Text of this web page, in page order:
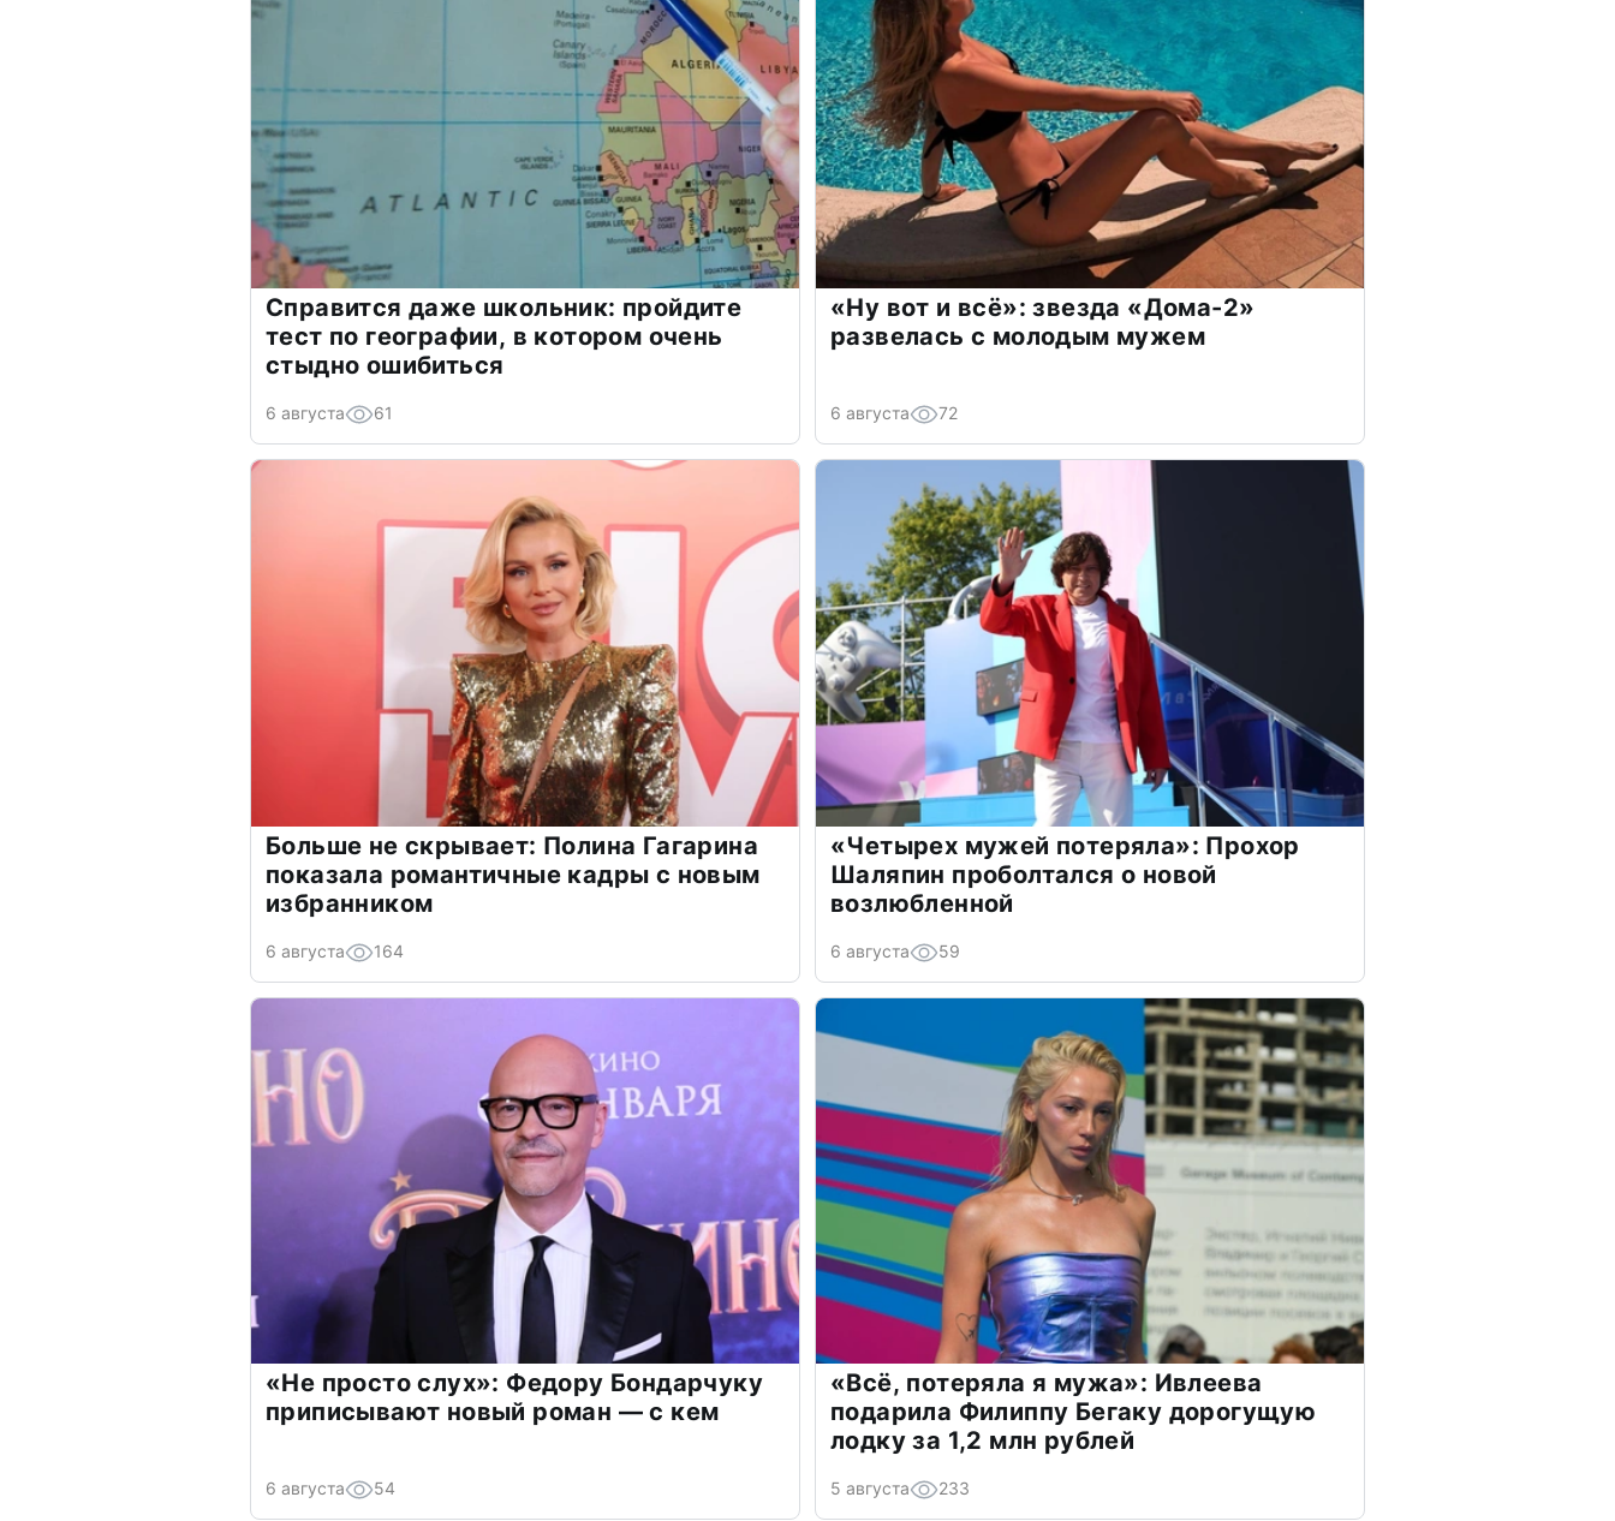
Справится даже школьник: пройдите
тест по географии, в котором очень
стыдно ошибиться
6 августа 61
«Ну вот и всё»: звезда «Дома-2»
развелась с молодым мужем
6 августа 72
Больше не скрывает: Полина Гагарина
показала романтичные кадры с новым
избранником
6 августа 164
«Четырех мужей потеряла»: Прохор
Шаляпин проболтался о новой
возлюбленной
6 августа 59
«Не просто слух»: Федору Бондарчуку
приписывают новый роман — с кем
6 августа 54
«Всё, потеряла я мужа»: Ивлеева
подарила Филиппу Бегаку дорогущую
лодку за 1,2 млн рублей
5 августа 233